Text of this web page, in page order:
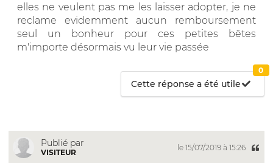
elles ne veulent pas me les laisser adopter, je ne
reclame evidemment aucun remboursement
seul un bonheur pour ces petites bêtes
m'importe désormais vu leur vie passée
Cette réponse a été utile
0
Publié par
VISITEUR
le 15/07/2019 à 15:26